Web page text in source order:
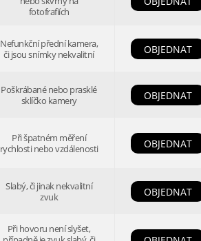
fotofrafiích
Nefunkční přední kamera,
či jsou snímky nekvalitní
OBJEDNAT
Poškrábané nebo prasklé
sklíčko kamery
OBJEDNAT
Při špatném měření
rychlosti nebo vzdálenosti
OBJEDNAT
Slabý, či jinak nekvalitní
zvuk
OBJEDNAT
Při hovoru není slyšet,